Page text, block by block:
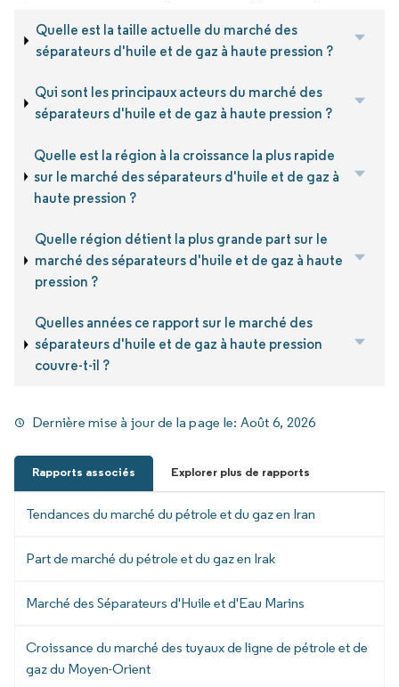
Quelle est la taille actuelle du marché des
séparateurs d'huile et de gaz à haute pression ?
Qui sont les principaux acteurs du marché des
séparateurs d'huile et de gaz à haute pression ?
Quelle est la région à la croissance la plus rapide
sur le marché des séparateurs d'huile et de gaz à
haute pression ?
Quelle région détient la plus grande part sur le
marché des séparateurs d'huile et de gaz à haute
pression ?
Quelles années ce rapport sur le marché des
séparateurs d'huile et de gaz à haute pression
couvre-t-il ?
Dernière mise à jour de la page le: Août 6, 2026
Rapports associés Explorer plus de rapports
Tendances du marché du pétrole et du gaz en Iran
Part de marché du pétrole et du gaz en Irak
Marché des Séparateurs d'Huile et d'Eau Marins
Croissance du marché des tuyaux de ligne de pétrole et de
gaz du Moyen-Orient